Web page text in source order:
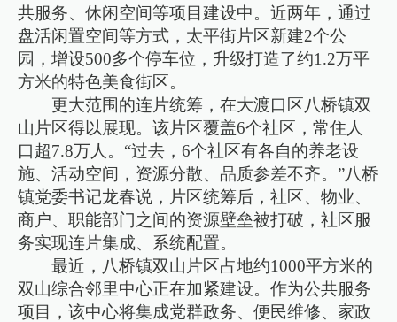
共服务、休闲空间等项目建设中。近两年，通过
盘活闲置空间等方式，太平街片区新建2个公
园，增设500多个停车位，升级打造了约1.2万平
方米的特色美食街区。
更大范围的连片统筹，在大渡口区八桥镇双
山片区得以展现。该片区覆盖6个社区，常住人
口超7.8万人。“过去，6个社区有各自的养老设
施、活动空间，资源分散、品质参差不齐。”八桥
镇党委书记龙春说，片区统筹后，社区、物业、
商户、职能部门之间的资源壁垒被打破，社区服
务实现连片集成、系统配置。
最近，八桥镇双山片区占地约1000平方米的
双山综合邻里中心正在加紧建设。作为公共服务
项目，该中心将集成党群政务、便民维修、家政